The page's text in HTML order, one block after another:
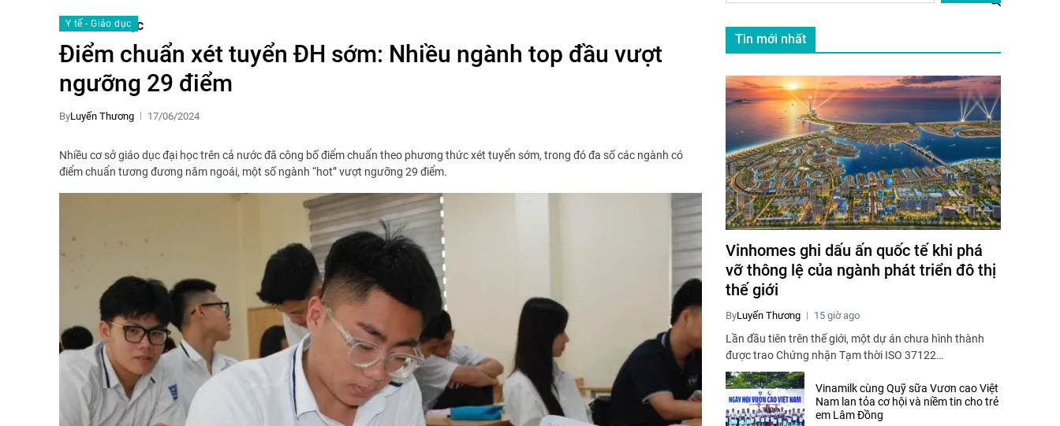
Y TẾ – GIÁO DỤC
Y tế - Giáo dục
Điểm chuẩn xét tuyển ĐH sớm: Nhiều ngành top đầu vượt
ngưỡng 29 điểm
ByLuyến Thương 17/06/2024
Nhiều cơ sở giáo dục đại học trên cả nước đã công bố điểm chuẩn theo phương thức xét tuyển sớm, trong đó đa số các ngành có
điểm chuẩn tương đương năm ngoái, một số ngành “hot” vượt ngưỡng 29 điểm.
Tin mới nhất
Vinhomes ghi dấu ấn quốc tế khi phá
vỡ thông lệ của ngành phát triển đô thị
thế giới
ByLuyến Thương 15 giờ ago
Lần đầu tiên trên thế giới, một dự án chưa hình thành
được trao Chứng nhận Tạm thời ISO 37122…
Vinamilk cùng Quỹ sữa Vươn cao Việt
Nam lan tỏa cơ hội và niềm tin cho trẻ
em Lâm Đồng